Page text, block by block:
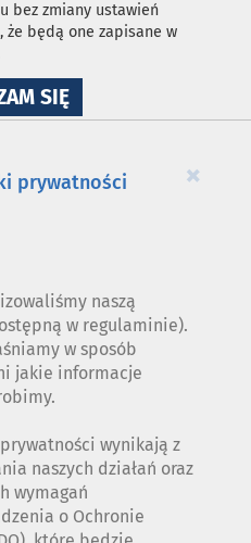
bez zmiany ustawień
że będą one zapisane w
SIĘNA
WYKORZYSTANIE
×
prywatności
naszą
w regulaminie).
w sposób
jakie informacje
wynikają z
naszych działań oraz
wymagań
o Ochronie